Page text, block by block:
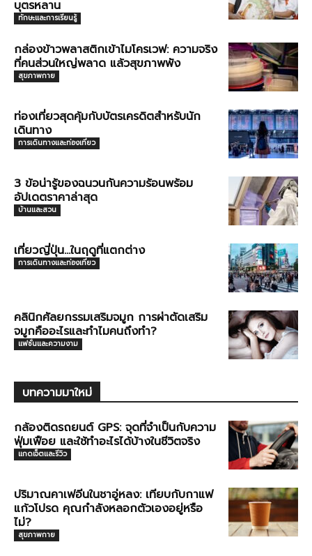
บุตรหลาน
ทักษะและการเรียนรู้
กล่องข้าวพลาสติกเข้าไมโครเวฟ: ความจริง
ที่คนส่วนใหญ่พลาด แล้วสุขภาพพัง
สุขภาพกาย
ท่องเที่ยวสุดคุ้มกับบัตรเครดิตสำหรับนัก
เดินทาง
การเดินทางและท่องเที่ยว
3 ข้อน่ารู้ของฉนวนกันความร้อนพร้อม
อัปเดตราคาล่าสุด
บ้านและสวน
เที่ยวญี่ปุ่น…ในฤดูที่แตกต่าง
การเดินทางและท่องเที่ยว
คลินิกศัลยกรรมเสริมจมูก การผ่าตัดเสริม
จมูกคืออะไรและทำไมคนถึงทำ?
แฟชั่นและความงาม
บทความมาใหม่
กล้องติดรถยนต์ GPS: จุดที่จำเป็นกับความ
ฟุ่มเฟือย และใช้ทำอะไรได้บ้างในชีวิตจริง
แกดเจ็ตและรีวิว
ปริมาณคาเฟอีนในชาอู่หลง: เทียบกับกาแฟ
แก้วโปรด คุณกำลังหลอกตัวเองอยู่หรือ
ไม่?
สุขภาพกาย